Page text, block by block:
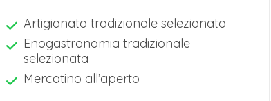
Artigianato tradizionale selezionato
Enogastronomia tradizionale
selezionata
Mercatino all’aperto